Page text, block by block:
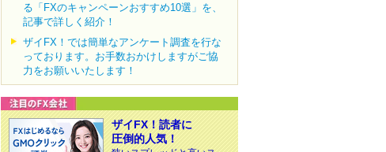
る「FXのキャンペーンおすすめ10選」を、
記事で詳しく紹介！
ザイFX！では簡単なアンケート調査を行な
っております。お手数おかけしますがご協
力をお願いいたします！
ザイFX！読者に
圧倒的人気！